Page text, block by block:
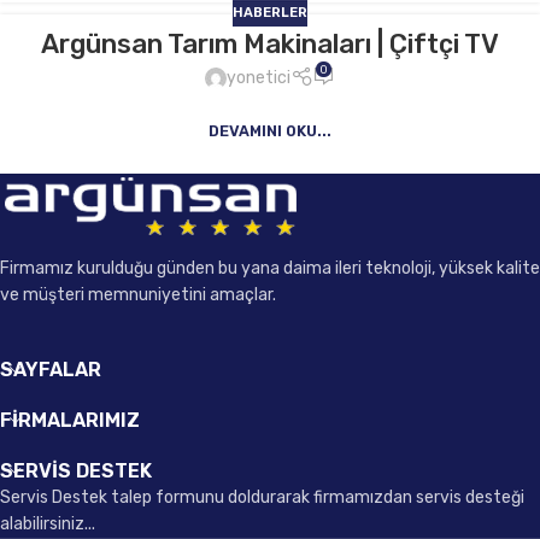
HABERLER
Argünsan Tarım Makinaları | Çiftçi TV
yonetici 0
DEVAMINI OKU...
Firmamız kurulduğu günden bu yana daima ileri teknoloji, yüksek kalite
ve müşteri memnuniyetini amaçlar.
SAYFALAR
FIRMALARIMIZ
SERVİS DESTEK
Servis Destek talep formunu doldurarak firmamızdan servis desteği
alabilirsiniz...